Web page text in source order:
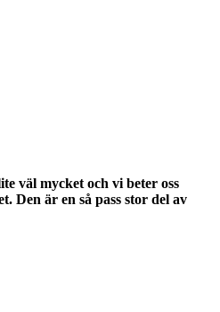
väl mycket och vi beter oss
Den är en så pass stor del av